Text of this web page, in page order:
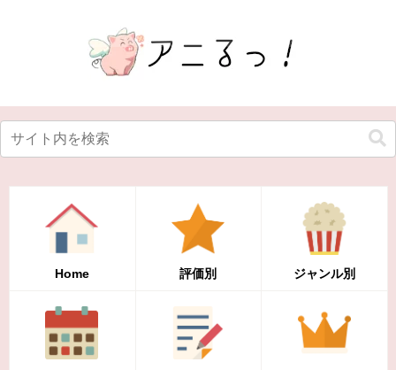
Home 評価別 ジャンル別